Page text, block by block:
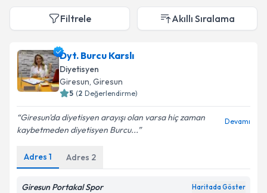
Filtrele Akıllı Sıralama
Dyt. Burcu Karslı
Diyetisyen
Giresun, Giresun
5 (2 Değerlendirme)
Giresun'da diyetisyen arayışı olan varsa hiç zaman
kaybetmeden diyetisyen Burcu...
Devamı
Adres 1 Adres 2
Giresun Portakal Spor Haritada Göster